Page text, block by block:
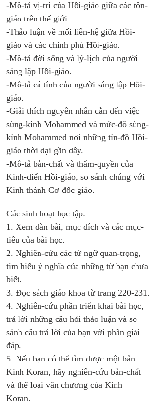
-Mô-tả vị-trí của Hồi-giáo giữa các tôn-
giáo trên thế giới.
-Thảo luận về mối liên-hệ giữa Hồi-
giáo và các chính phủ Hồi-giáo.
-Mô-tả đời sống và lý-lịch của người
sáng lập Hồi-giáo.
-Mô-tả cá tính của người sáng lập Hồi-
giáo.
-Giải thích nguyên nhân dẫn đến việc
sùng-kính Mohammed và mức-độ sùng-
kính Mohammed nơi những tín-đồ Hồi-
giáo thời đại gần đây.
-Mô-tả bản-chất và thẩm-quyền của
Kinh-điển Hồi-giáo, so sánh chúng với
Kinh thánh Cơ-đốc giáo.
Các sinh hoạt học tập:
1. Xem dàn bài, mục đích và các mục-
tiêu của bài học.
2. Nghiên-cứu các từ ngữ quan-trọng,
tìm hiểu ý nghĩa của những từ bạn chưa
biết.
3. Đọc sách giáo khoa từ trang 220-231.
4. Nghiên-cứu phần triển khai bài học,
trả lời những câu hỏi thảo luận và so
sánh câu trả lời của bạn với phần giải
đáp.
5. Nếu bạn có thể tìm được một bản
Kinh Koran, hãy nghiên-cứu bản-chất
và thể loại văn chương của Kinh
Koran.